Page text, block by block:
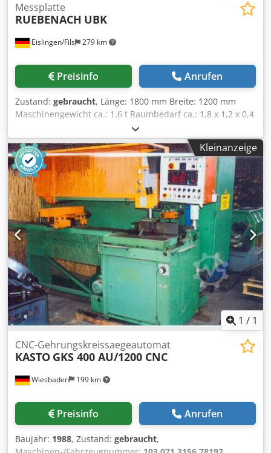
Eislingen/Fils 279 km
Messplatte
RUEBENACH UBK
Preisinfo Anrufen
Zustand: gebraucht, Länge: 1800 mm Breite: 1200 mm
Maschinengewicht ca.: 1,6 t Raumbedarf ca.: 1,8 x 1,2 x 0,4
m - Meßplatte mit 5 Spezialfüßen - guter Zustand
Dcodpfecxxu Dsx Ac Iek
Kleinanzeige
1 / 1
Wiesbaden 199 km
CNC-Gehrungskreissaegeautomat
KASTO GKS 400 AU/1200 CNC
Preisinfo Anrufen
Baujahr: 1988, Zustand: gebraucht,